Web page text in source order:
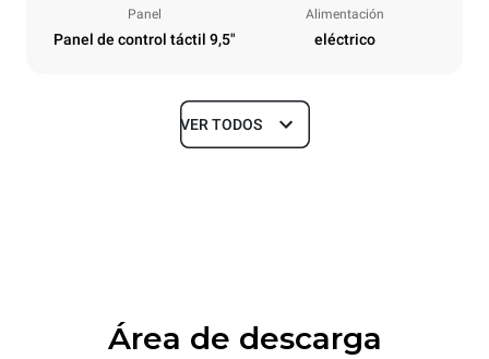
Panel
Panel de control táctil 9,5"
Alimentación
eléctrico
Tamaños
Especificaciones de la bandeja
VER TODOS
Área de descarga